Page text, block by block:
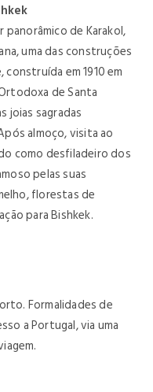
de Karakol,
uma das construções
em 1910 em
de Santa
joias sagradas
almoço, visita ao
como desfiladeiro dos
pelas suas
florestas de
para Bishkek.
Formalidades de
a Portugal, via uma